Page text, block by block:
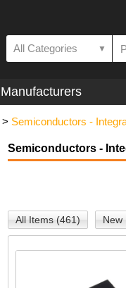
All Categories ▼
Manufacturers
> Semiconductors -
Semiconductors -
All Items (461) New